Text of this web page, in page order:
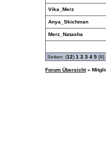
Vika_Merz
Anya_Skichman
Merz_Natasha
Seiten: (12) 1 2 3 4 5 [6]
Forum Übersicht»